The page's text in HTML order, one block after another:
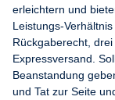
erleichtern und
Leistungs-
Rückgaberecht,
Expressversand.
Beanstandung
und Tat zur Seite